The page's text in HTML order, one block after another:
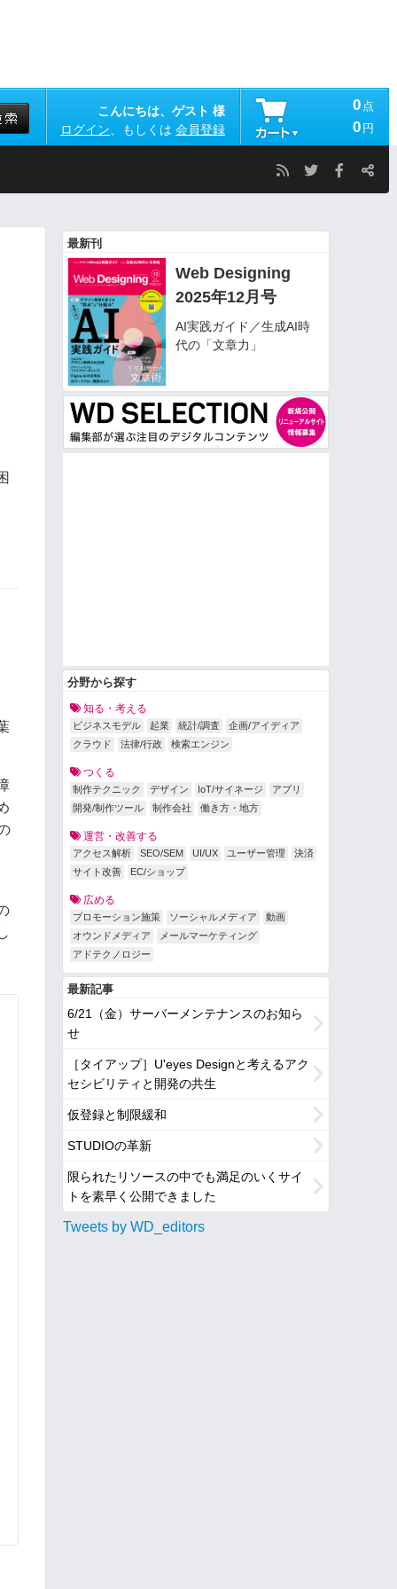
こんにちは、ゲスト 様
ログイン 、もしくは 会員登録
0 点
0 円
最新刊
Web Designing
2025年12月号
AI実践ガイド／生成AI時
代の「文章力」
分野から探す
知る・考える
ビジネスモデル 起業 統計/調査
企画/アイディア
クラウド
法律/行政 検索エンジン
つくる
制作テクニック デザイン IoT/サイネージ
アプリ
開発/制作ツール
制作会社 働き方・地方
運営・改善する
アクセス解析 SEO/SEM UI/UX ユーザー管理
決済
サイト改善
EC/ショップ
広める
プロモーション施策 ソーシャルメディア
動画
オウンドメディア
メールマーケティング
アドテクノロジー
最新記事
6/21（金）サーバーメンテナンスのお知ら
せ
［タイアップ］U'eyes Designと考えるアク
セシビリティと開発の共生
仮登録と制限緩和
STUDIOの革新
限られたリソースの中でも満足のいくサイ
トを素早く公開できました
Tweets by WD_editors